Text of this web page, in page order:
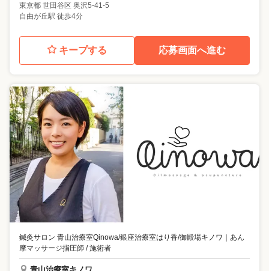
東京都 世田谷区 奥沢5-41-5
自由が丘駅 徒歩4分
キープする 応募画面へ進む
鍼灸サロン 青山治療室Qinowa/銀座治療室はり香/御殿場キノワ
あん
摩マッサージ指圧師 / 施術者